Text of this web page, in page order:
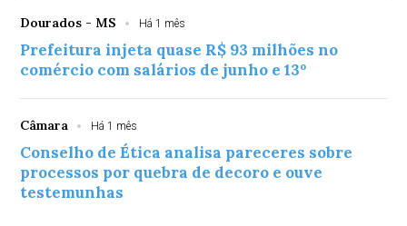
Dourados - MS Há 1 mês
Prefeitura injeta quase R$ 93 milhões no
comércio com salários de junho e 13º
Câmara Há 1 mês
Conselho de Ética analisa pareceres sobre
processos por quebra de decoro e ouve
testemunhas